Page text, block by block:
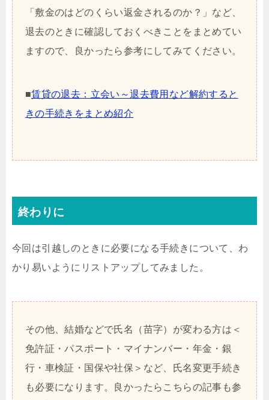
「敷金のはどのくらい返金されるのか？」など、
退去のときに確認しておくべきことをまとめてい
ますので、良かったら参考にしてみてください。
■賃貸の退去：立会い～退去費用など解約すると
きの手続きをまとめ紹介
終わりに
今回は引越しのときに必要になる手続きについて、わ
かり易いようにリストアップしてみました。
その他、結婚などで氏名（苗字）が変わる方は＜
免許証・パスポート・マイナンバー・年金・銀
行・車検証・国保や社保＞など、氏名変更手続き
も必要になります。良かったらこちらの記事も参